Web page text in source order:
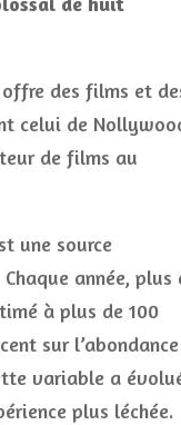
offre des films et
celui de
de films au
une source
année, plus
à plus de 100
sur l’abondance
variable a
plus léchée.